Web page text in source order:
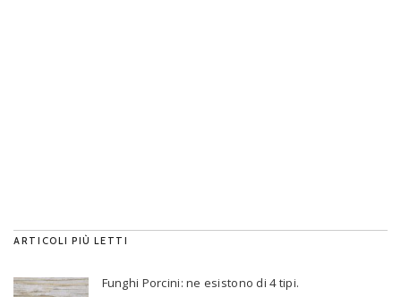
ARTICOLI PIÙ LETTI
Funghi Porcini: ne esistono di 4 tipi.